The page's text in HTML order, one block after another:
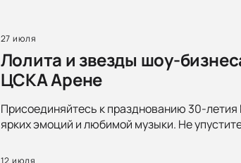
27 июля
Лолита и звезды шоу-
ЦСКА Арене
Присоединяйтесь к празднованию 30-
ярких эмоций и любимой музыки. Не
12 июля